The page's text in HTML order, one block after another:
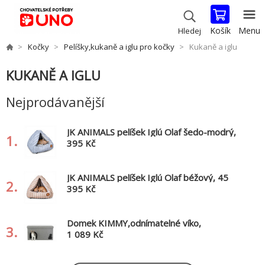
Hledej Košík Menu
Kočky Pelíšky,kukaně a iglu pro kočky Kukaně a iglu
KUKANĚ A IGLU
Nejprodávanější
1.
JK ANIMALS pelíšek Iglú Olaf šedo-modrý,
45 cm
395 Kč
2.
JK ANIMALS pelíšek Iglú Olaf béžový, 45
cm
395 Kč
3.
Domek KIMMY,odnímatelné víko,
72x40x40cm, šedá
1 089 Kč